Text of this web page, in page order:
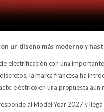
un diseño más moderno y
electrificación con una
la marca francesa ha
eléctrico en una propuesta
al Model Year 2027 y